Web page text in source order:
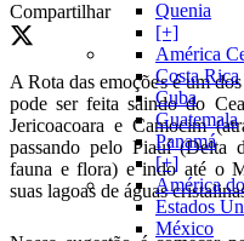
Quenia
[+]
América
Costa Rica
Cuba
Guatemala
Panamá
[+]
América
Estados
México
Compartilhar
A Rota das emoções é um
pode ser feita saindo do
Jericoacoara e Camocim
passando pelo Piauí (Delta
fauna e flora) e indo até o
suas lagoas de águas